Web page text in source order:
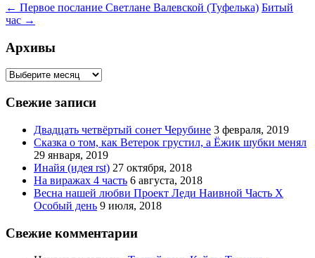
Навигация
по
записям
← Первое послание Светлане Валевской (Туфелька) Битый
час →
Архивы
Архивы
Свежие записи
Двадцать четвёртый сонет Черубине 3 февраля, 2019
Сказка о том, как Ветерок грустил, а Ёжик шубки менял
29 января, 2019
Инайя (идея rst) 27 октября, 2018
На виражах 4 часть 6 августа, 2018
Весна нашей любви Проект Леди Наивной Часть Х
Особый день 9 июля, 2018
Свежие комментарии